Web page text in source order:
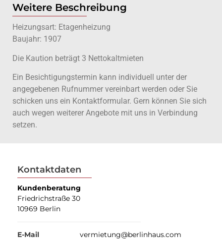
Weitere Beschreibung
Heizungsart: Etagenheizung
Baujahr: 1907
Die Kaution beträgt 3 Nettokaltmieten
Ein Besichtigungstermin kann individuell unter der
angegebenen Rufnummer vereinbart werden oder Sie
schicken uns ein Kontaktformular. Gern können Sie sich
auch wegen weiterer Angebote mit uns in Verbindung
setzen.
Kontaktdaten
Kundenberatung
Friedrichstraße 30
10969 Berlin
E-Mail
vermietung@berlinhaus.com